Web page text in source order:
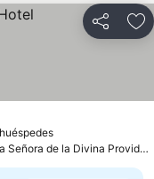
Compartir
a 0.4 km de: Nuestra Señora de la Divina Providencia